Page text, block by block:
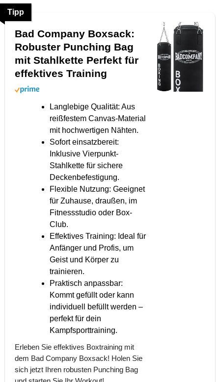
Tipp
Bad Company Boxsack:
Robuster Punching Bag
mit Stahlkette Perfekt für
effektives Training
Langlebige Qualität: Aus
reißfestem Canvas-Material
mit hochwertigen Nähten.
Sofort einsatzbereit:
Inklusive Vierpunkt-
Stahlkette für sichere
Deckenbefestigung.
Flexible Nutzung: Geeignet
für Zuhause, draußen, im
Fitnessstudio oder Box-
Club.
Effektives Training: Ideal für
Anfänger und Profis, um
Geist und Körper zu
trainieren.
Praktisch anpassbar:
Kommt gefüllt oder kann
individuell befüllt werden –
perfekt für dein
Kampfsporttraining.
Erleben Sie effektives Boxtraining mit
dem Bad Company Boxsack! Holen Sie
sich jetzt Ihren robusten Punching Bag